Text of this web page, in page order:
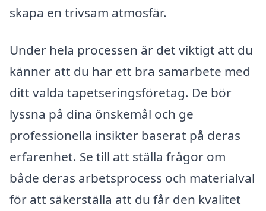
skapa en trivsam atmosfär.
Under hela processen är det viktigt att du
känner att du har ett bra samarbete med
ditt valda tapetseringsföretag. De bör
lyssna på dina önskemål och ge
professionella insikter baserat på deras
erfarenhet. Se till att ställa frågor om
både deras arbetsprocess och materialval
för att säkerställa att du får den kvalitet